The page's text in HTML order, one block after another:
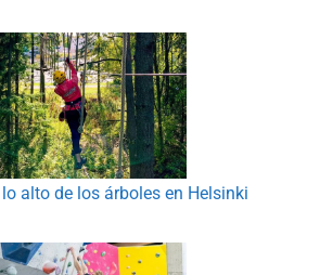
alto de los árboles en Helsinki